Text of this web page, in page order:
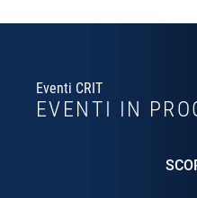
Eventi CRIT
EVENTI IN